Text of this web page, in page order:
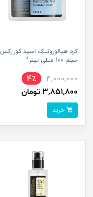
کرم هیالورونیک اسید کوزارکس
حجم 100 میلی لیتر^
4,000,000
4٪
3,851,800 تومان